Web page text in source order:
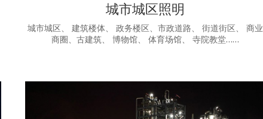
城市城区照明
城市城区、 建筑楼体、 政务楼区、市政道路、 街道街区、 商业
商圈、古建筑、 博物馆、 体育场馆、 寺院教堂……